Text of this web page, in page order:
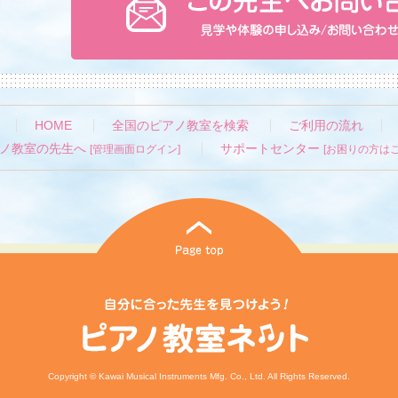
HOME 全国のピアノ教室を検索
ご利用の流れ
教室の先生へ [管理画面ログイン] サポートセンター [お困りの方は
Copyright © Kawai Musical Instruments Mfg. Co., Ltd. All Rights Reserved.